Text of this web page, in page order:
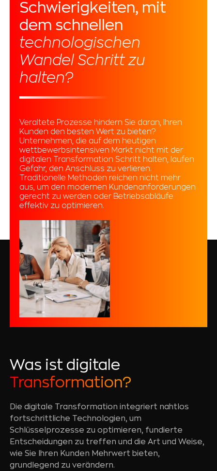
Schwierigkeiten, mit
dem schnellen
technologischen
Wandel Schritt zu
halten?
Veraltete Prozesse hindern Sie daran, Ihren
Kunden den besten Wert zu bieten?
Unternehmen, die auf dem heutigen
wettbewerbsintensiven Markt nicht mit der
digitalen Transformation Schritt halten, laufen
Gefahr, den Anschluss zu verlieren.
Traditionelle Methoden reichen nicht mehr
aus, um den modernen Kundenanforderungen
gerecht zu werden oder Betriebsabläufe
effektiv zu optimieren.
Was ist digitale
Transformation?
Die digitale Transformation integriert nahtlos
fortschrittliche Technologien, um
Schlüsselprozesse zu optimieren, fundierte
Entscheidungen zu treffen und die Art und Weise,
wie Sie Ihren Kunden Mehrwert bieten,
grundlegend zu verändern.